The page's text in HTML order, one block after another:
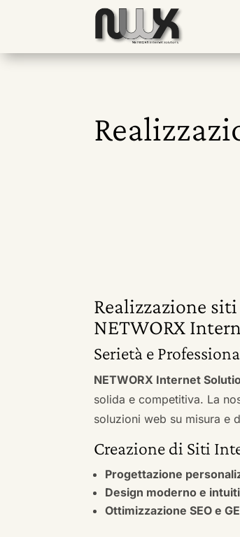
Realizzazione
NETWORX
Serietà e
NETWORX Internet
solida e competitiva. La
soluzioni web su misura e
Creazione di Siti
Progettazione
Design moderno e
Ottimizzazione SEO e